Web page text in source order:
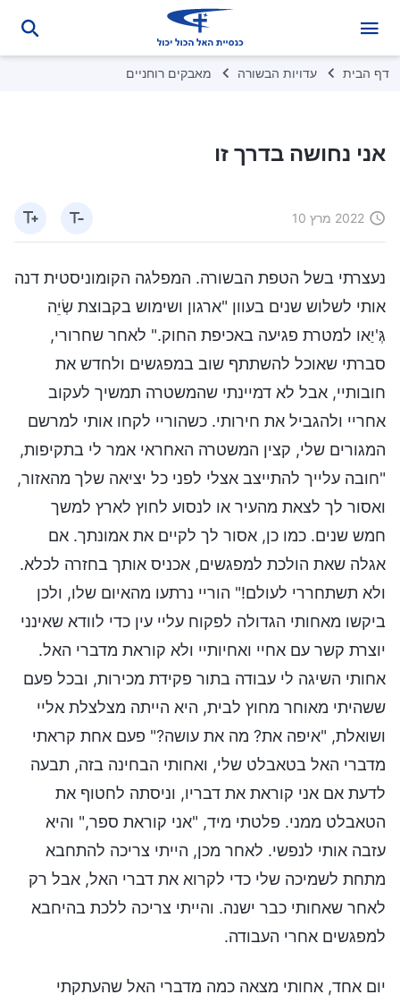
דף הבית עדויות הבשורה מאבקים רוחניים
אני נחושה בדרך זו
2022 מרץ 10
נעצרתי בשל הטפת הבשורה. המפלגה הקומוניסטית דנה
אותי לשלוש שנים בעוון "ארגון ושימוש בקבוצת שְׂיֵה
גְּ'יַאו למטרת פגיעה באכיפת החוק." לאחר שחרורי,
סברתי שאוכל להשתתף שוב במפגשים ולחדש את
חובותיי, אבל לא דמיינתי שהמשטרה תמשיך לעקוב
אחריי ולהגביל את חירותי. כשהוריי לקחו אותי למרשם
המגורים שלי, קצין המשטרה האחראי אמר לי בתקיפות,
"חובה עלייך להתייצב אצלי לפני כל יציאה שלך מהאזור,
ואסור לך לצאת מהעיר או לנסוע לחוץ לארץ למשך
חמש שנים. כמו כן, אסור לך לקיים את אמונתך. אם
אגלה שאת הולכת למפגשים, אכניס אותך בחזרה לכלא.
ולא תשתחררי לעולם!" הוריי נרתעו מהאיום שלו, ולכן
ביקשו מאחותי הגדולה לפקוח עליי עין כדי לוודא שאינני
יוצרת קשר עם אחיי ואחיותיי ולא קוראת מדברי האל.
אחותי השיגה לי עבודה בתור פקידת מכירות, ובכל פעם
ששהיתי מאוחר מחוץ לבית, היא הייתה מצלצלת אליי
ושואלת, "איפה את? מה את עושה?" פעם אחת קראתי
מדברי האל בטאבלט שלי, ואחותי הבחינה בזה, תבעה
לדעת אם אני קוראת את דבריו, וניסתה לחטוף את
הטאבלט ממני. פלטתי מיד, "אני קוראת ספר," והיא
עזבה אותי לנפשי. לאחר מכן, הייתי צריכה להתחבא
מתחת לשמיכה שלי כדי לקרוא את דברי האל, אבל רק
לאחר שאחותי כבר ישנה. והייתי צריכה ללכת בהיחבא
למפגשים אחרי העבודה.
יום אחד, אחותי מצאה כמה מדברי האל שהעתקתי